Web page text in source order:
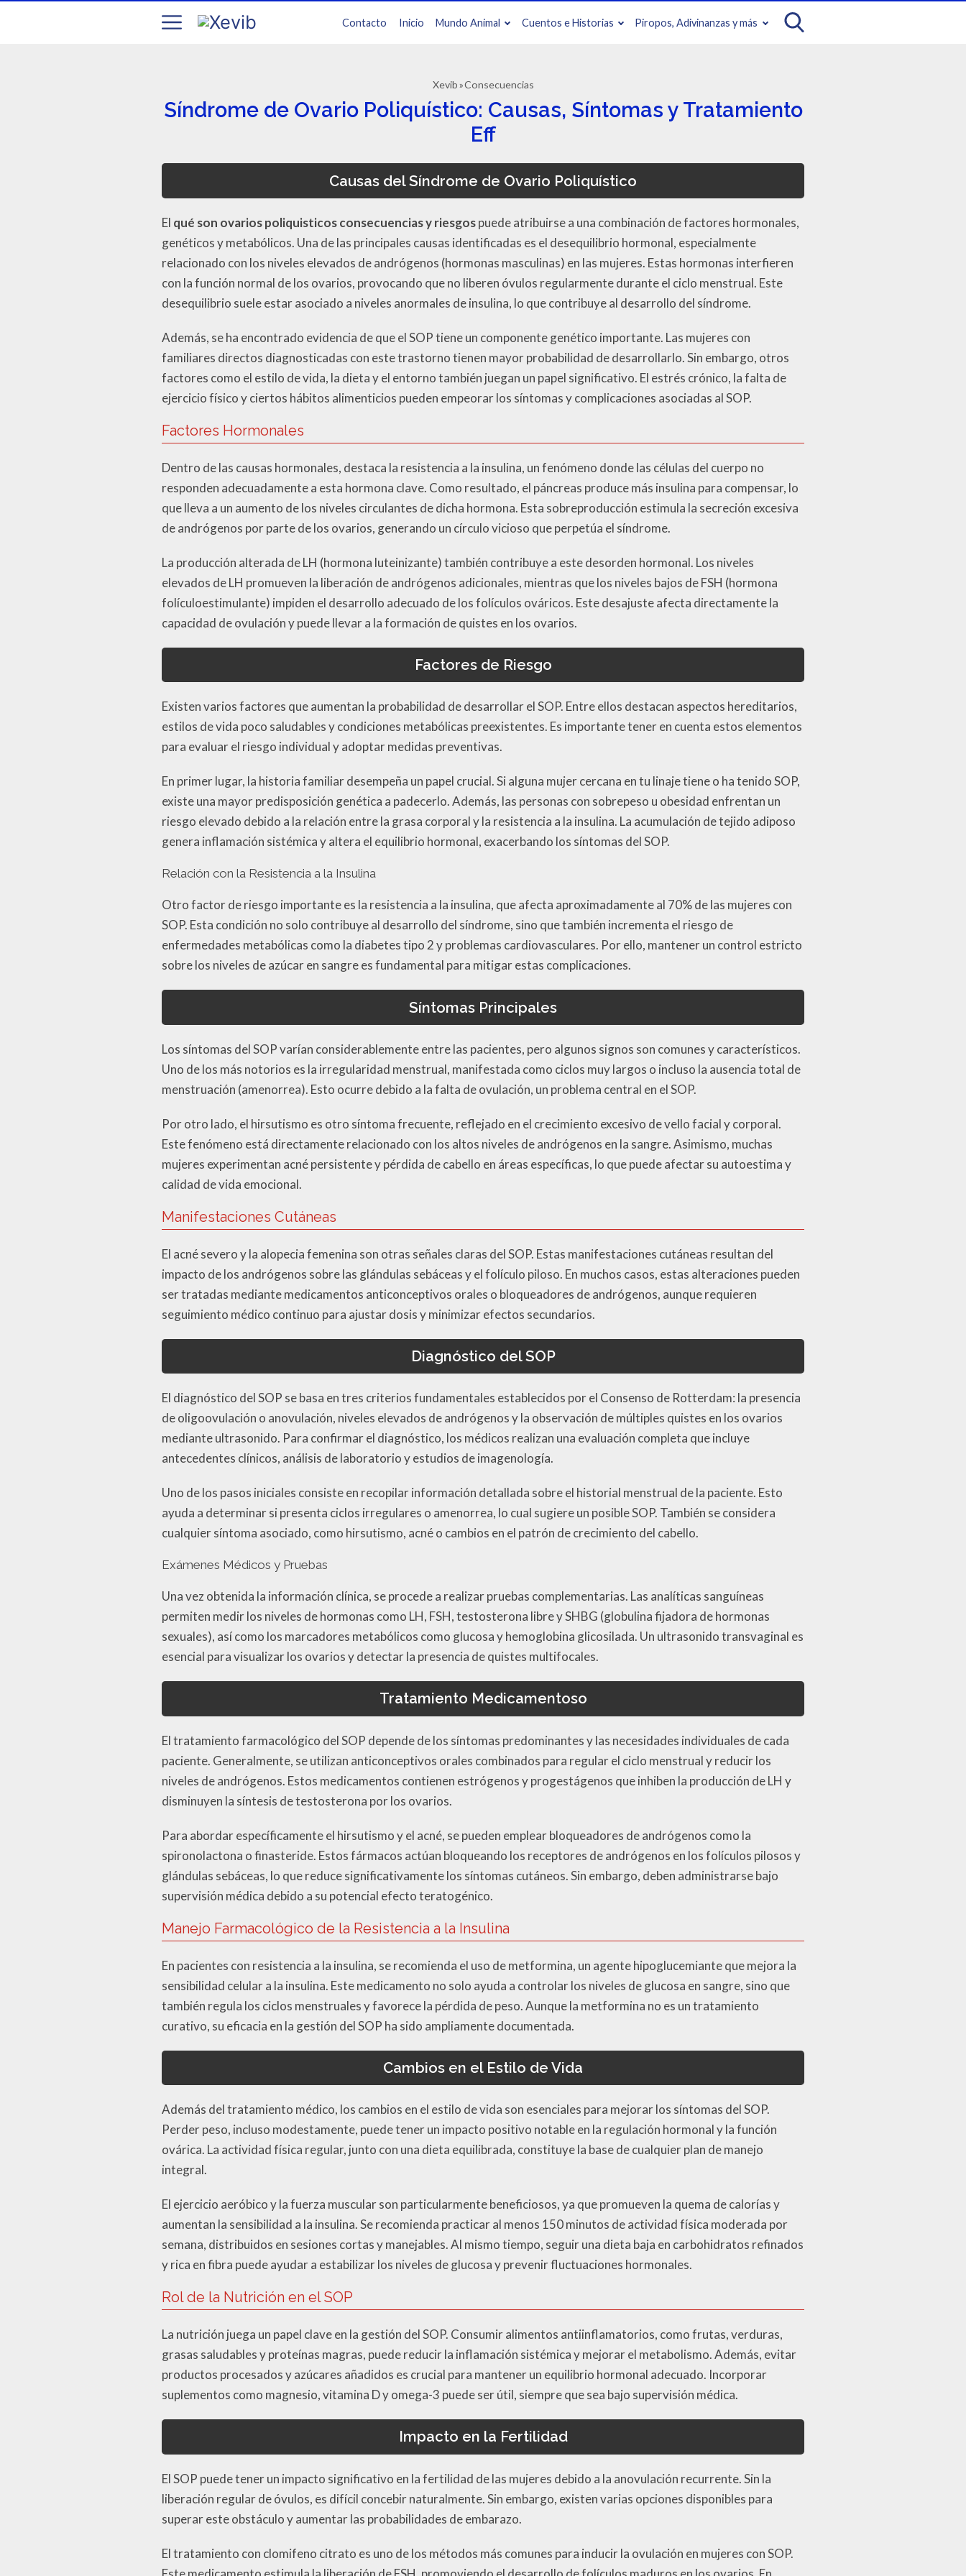
Contacto Inicio Mundo Animal Cuentos e Historias Piropos, Adivinanzas y más
Xevib Consecuencias
Síndrome de Ovario Poliquístico: Causas, Síntomas y Tratamiento
Eff
Causas del Síndrome de Ovario Poliquístico
El qué son ovarios poliquisticos consecuencias y riesgospuede atribuirse a una combinación de factores hormonales,
genéticos y metabólicos. Una de las principales causas identificadas es el desequilibrio hormonal, especialmente
relacionado con los niveles elevados de andrógenos (hormonas masculinas) en las mujeres. Estas hormonas interfieren
con la función normal de los ovarios, provocando que no liberen óvulos regularmente durante el ciclo menstrual. Este
desequilibrio suele estar asociado a niveles anormales de insulina, lo que contribuye al desarrollo del síndrome.
Además, se ha encontrado evidencia de que el SOP tiene un componente genético importante. Las mujeres con
familiares directos diagnosticadas con este trastorno tienen mayor probabilidad de desarrollarlo. Sin embargo, otros
factores como el estilo de vida, la dieta y el entorno también juegan un papel significativo. El estrés crónico, la falta de
ejercicio físico y ciertos hábitos alimenticios pueden empeorar los síntomas y complicaciones asociadas al SOP.
Factores Hormonales
Dentro de las causas hormonales, destaca la resistencia a la insulina, un fenómeno donde las células del cuerpo no
responden adecuadamente a esta hormona clave. Como resultado, el páncreas produce más insulina para compensar, lo
que lleva a un aumento de los niveles circulantes de dicha hormona. Esta sobreproducción estimula la secreción excesiva
de andrógenos por parte de los ovarios, generando un círculo vicioso que perpetúa el síndrome.
La producción alterada de LH (hormona luteinizante) también contribuye a este desorden hormonal. Los niveles
elevados de LH promueven la liberación de andrógenos adicionales, mientras que los niveles bajos de FSH (hormona
folículoestimulante) impiden el desarrollo adecuado de los folículos ováricos. Este desajuste afecta directamente la
capacidad de ovulación y puede llevar a la formación de quistes en los ovarios.
Factores de Riesgo
Existen varios factores que aumentan la probabilidad de desarrollar el SOP. Entre ellos destacan aspectos hereditarios,
estilos de vida poco saludables y condiciones metabólicas preexistentes. Es importante tener en cuenta estos elementos
para evaluar el riesgo individual y adoptar medidas preventivas.
En primer lugar, la historia familiar desempeña un papel crucial. Si alguna mujer cercana en tu linaje tiene o ha tenido SOP,
existe una mayor predisposición genética a padecerlo. Además, las personas con sobrepeso u obesidad enfrentan un
riesgo elevado debido a la relación entre la grasa corporal y la resistencia a la insulina. La acumulación de tejido adiposo
genera inflamación sistémica y altera el equilibrio hormonal, exacerbando los síntomas del SOP.
Relación con la Resistencia a la Insulina
Otro factor de riesgo importante es la resistencia a la insulina, que afecta aproximadamente al 70% de las mujeres con
SOP. Esta condición no solo contribuye al desarrollo del síndrome, sino que también incrementa el riesgo de
enfermedades metabólicas como la diabetes tipo 2 y problemas cardiovasculares. Por ello, mantener un control estricto
sobre los niveles de azúcar en sangre es fundamental para mitigar estas complicaciones.
Síntomas Principales
Los síntomas del SOP varían considerablemente entre las pacientes, pero algunos signos son comunes y característicos.
Uno de los más notorios es la irregularidad menstrual, manifestada como ciclos muy largos o incluso la ausencia total de
menstruación (amenorrea). Esto ocurre debido a la falta de ovulación, un problema central en el SOP.
Por otro lado, el hirsutismo es otro síntoma frecuente, reflejado en el crecimiento excesivo de vello facial y corporal.
Este fenómeno está directamente relacionado con los altos niveles de andrógenos en la sangre. Asimismo, muchas
mujeres experimentan acné persistente y pérdida de cabello en áreas específicas, lo que puede afectar su autoestima y
calidad de vida emocional.
Manifestaciones Cutáneas
El acné severo y la alopecia femenina son otras señales claras del SOP. Estas manifestaciones cutáneas resultan del
impacto de los andrógenos sobre las glándulas sebáceas y el folículo piloso. En muchos casos, estas alteraciones pueden
ser tratadas mediante medicamentos anticonceptivos orales o bloqueadores de andrógenos, aunque requieren
seguimiento médico continuo para ajustar dosis y minimizar efectos secundarios.
Diagnóstico del SOP
El diagnóstico del SOP se basa en tres criterios fundamentales establecidos por el Consenso de Rotterdam: la presencia
de oligoovulación o anovulación, niveles elevados de andrógenos y la observación de múltiples quistes en los ovarios
mediante ultrasonido. Para confirmar el diagnóstico, los médicos realizan una evaluación completa que incluye
antecedentes clínicos, análisis de laboratorio y estudios de imagenología.
Uno de los pasos iniciales consiste en recopilar información detallada sobre el historial menstrual de la paciente. Esto
ayuda a determinar si presenta ciclos irregulares o amenorrea, lo cual sugiere un posible SOP. También se considera
cualquier síntoma asociado, como hirsutismo, acné o cambios en el patrón de crecimiento del cabello.
Exámenes Médicos y Pruebas
Una vez obtenida la información clínica, se procede a realizar pruebas complementarias. Las analíticas sanguíneas
permiten medir los niveles de hormonas como LH, FSH, testosterona libre y SHBG (globulina fijadora de hormonas
sexuales), así como los marcadores metabólicos como glucosa y hemoglobina glicosilada. Un ultrasonido transvaginal es
esencial para visualizar los ovarios y detectar la presencia de quistes multifocales.
Tratamiento Medicamentoso
El tratamiento farmacológico del SOP depende de los síntomas predominantes y las necesidades individuales de cada
paciente. Generalmente, se utilizan anticonceptivos orales combinados para regular el ciclo menstrual y reducir los
niveles de andrógenos. Estos medicamentos contienen estrógenos y progestágenos que inhiben la producción de LH y
disminuyen la síntesis de testosterona por los ovarios.
Para abordar específicamente el hirsutismo y el acné, se pueden emplear bloqueadores de andrógenos como la
spironolactona o finasteride. Estos fármacos actúan bloqueando los receptores de andrógenos en los folículos pilosos y
glándulas sebáceas, lo que reduce significativamente los síntomas cutáneos. Sin embargo, deben administrarse bajo
supervisión médica debido a su potencial efecto teratogénico.
Manejo Farmacológico de la Resistencia a la Insulina
En pacientes con resistencia a la insulina, se recomienda el uso de metformina, un agente hipoglucemiante que mejora la
sensibilidad celular a la insulina. Este medicamento no solo ayuda a controlar los niveles de glucosa en sangre, sino que
también regula los ciclos menstruales y favorece la pérdida de peso. Aunque la metformina no es un tratamiento
curativo, su eficacia en la gestión del SOP ha sido ampliamente documentada.
Cambios en el Estilo de Vida
Además del tratamiento médico, los cambios en el estilo de vida son esenciales para mejorar los síntomas del SOP.
Perder peso, incluso modestamente, puede tener un impacto positivo notable en la regulación hormonal y la función
ovárica. La actividad física regular, junto con una dieta equilibrada, constituye la base de cualquier plan de manejo
integral.
El ejercicio aeróbico y la fuerza muscular son particularmente beneficiosos, ya que promueven la quema de calorías y
aumentan la sensibilidad a la insulina. Se recomienda practicar al menos 150 minutos de actividad física moderada por
semana, distribuidos en sesiones cortas y manejables. Al mismo tiempo, seguir una dieta baja en carbohidratos refinados
y rica en fibra puede ayudar a estabilizar los niveles de glucosa y prevenir fluctuaciones hormonales.
Rol de la Nutrición en el SOP
La nutrición juega un papel clave en la gestión del SOP. Consumir alimentos antiinflamatorios, como frutas, verduras,
grasas saludables y proteínas magras, puede reducir la inflamación sistémica y mejorar el metabolismo. Además, evitar
productos procesados y azúcares añadidos es crucial para mantener un equilibrio hormonal adecuado. Incorporar
suplementos como magnesio, vitamina D y omega-3 puede ser útil, siempre que sea bajo supervisión médica.
Impacto en la Fertilidad
El SOP puede tener un impacto significativo en la fertilidad de las mujeres debido a la anovulación recurrente. Sin la
liberación regular de óvulos, es difícil concebir naturalmente. Sin embargo, existen varias opciones disponibles para
superar este obstáculo y aumentar las probabilidades de embarazo.
El tratamiento con clomifeno citrato es uno de los métodos más comunes para inducir la ovulación en mujeres con SOP.